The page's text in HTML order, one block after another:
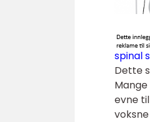
spinal
Dette
evne